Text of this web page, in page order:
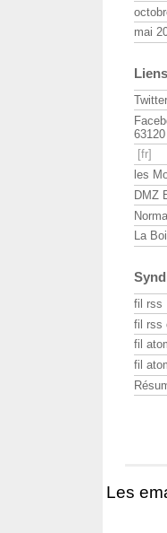
mai
Liens
les
DMZ
La
fil rss
fil rss
fil
fil
Les